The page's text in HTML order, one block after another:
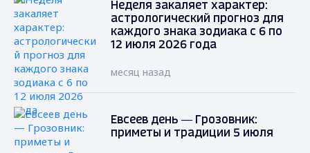
Неделя закаляет характер:
астрологический прогноз для
каждого знака зодиака с 6 по
12 июля 2026 года
месяц назад
Евсеев день — Грозовник:
приметы и традиции 5 июля